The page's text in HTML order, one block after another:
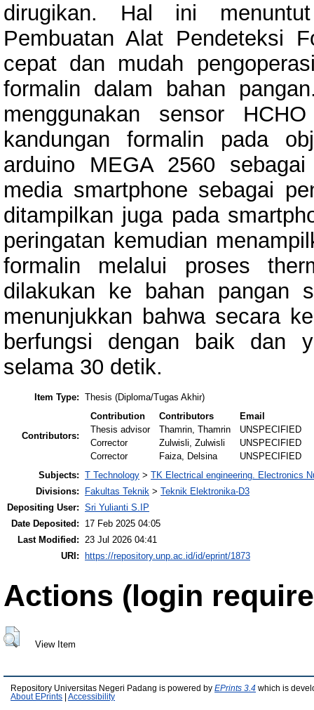
dirugikan. Hal ini
Pembuatan Alat Pendeteksi
cepat dan mudah
formalin dalam bahan
menggunakan sensor
kandungan formalin pada
arduino MEGA 2560
media smartphone sebagai
ditampilkan juga pada
peringatan kemudian
formalin melalui proses
dilakukan ke bahan pangan
menunjukkan bahwa secara
berfungsi dengan baik dan
selama 30 detik.
Item Type: Thesis (Diploma/Tugas Akhir)
Contributors:
Contribution Contributors
Email
Thesis advisor
Thamrin, Thamrin
UNSPECIFIED
Corrector
Zulwisli, Zulwisli
UNSPECIFIED
Corrector
Faiza, Delsina
UNSPECIFIED
Subjects: T Technology > TK Electrical engineering. Electronics
Divisions:
Fakultas Teknik > Teknik Elektronika-D3
Depositing User: Sri Yulianti S.IP
Date Deposited:
17 Feb 2025 04:05
Last Modified: 23 Jul 2026 04:41
URI:
https://repository.unp.ac.id/id/eprint/1873
Actions (login
View Item
Repository Universitas Negeri Padang is powered by EPrints 3.4 which is
About EPrints
Accessibility